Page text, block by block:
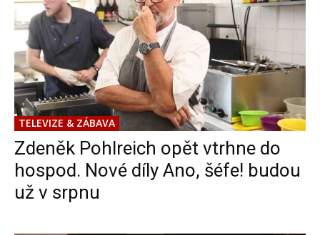
TELEVIZE & ZÁBAVA
Zdeněk Pohlreich opět vtrhne do
hospod. Nové díly Ano, šéfe! budou
už v srpnu